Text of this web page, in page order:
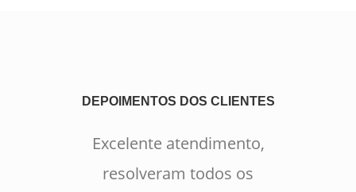
DEPOIMENTOS DOS CLIENTES
Excelente atendimento,
resolveram todos os